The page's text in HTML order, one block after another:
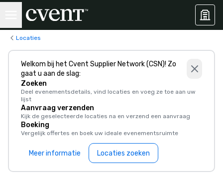
Locaties
Welkom bij het Cvent Supplier Network (CSN)! Zo
gaat u aan de slag:
Zoeken
Deel evenementsdetails, vind locaties en voeg ze toe aan uw
lijst
Aanvraag verzenden
Kijk de geselecteerde locaties na en verzend een aanvraag
Boeking
Vergelijk offertes en boek uw ideale evenementsruimte
Meer informatie Locaties zoeken